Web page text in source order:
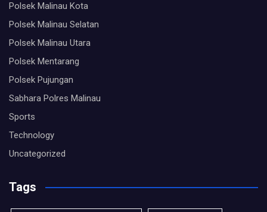
Polsek Malinau Kota
Polsek Malinau Selatan
Polsek Malinau Utara
Polsek Mentarang
Polsek Pujungan
Sabhara Polres Malinau
Sports
Technology
Uncategorized
Tags